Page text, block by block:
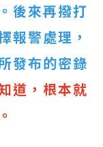
後來再撥打
報警處理，
發布的密錄
道，根本就